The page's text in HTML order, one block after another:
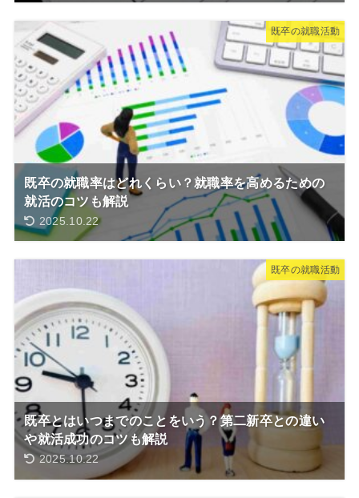
既卒の就職活動
既卒の就職率はどれくらい？就職率を高めるための
就活のコツも解説
2025.10.22
既卒の就職活動
既卒とはいつまでのことをいう？第二新卒との違い
や就活成功のコツも解説
2025.10.22